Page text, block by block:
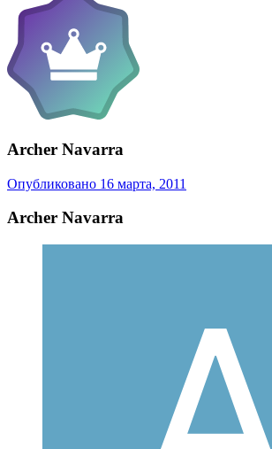
Archer Navarra
Опубликовано 16 марта, 2011
Archer Navarra